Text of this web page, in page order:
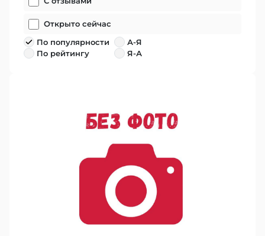
Открыто сейчас
По популярности
По рейтингу
А-Я
Я-А